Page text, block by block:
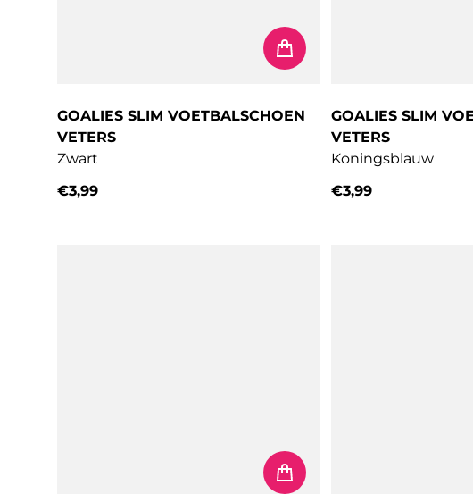
GOALIES SLIM VOETBALSCHOEN
VETERS
Zwart
€3,99
GOALIES SLIM
VETERS
Koningsblauw
€3,99